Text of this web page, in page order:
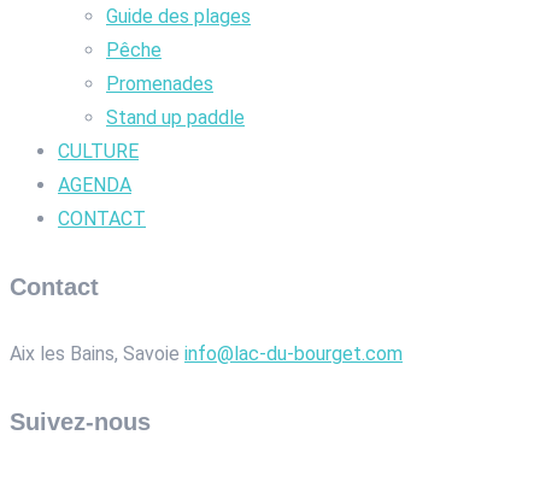
Guide des plages
Pêche
Promenades
Stand up paddle
CULTURE
AGENDA
CONTACT
Contact
Aix les Bains, Savoie info@lac-du-bourget.com
Suivez-nous